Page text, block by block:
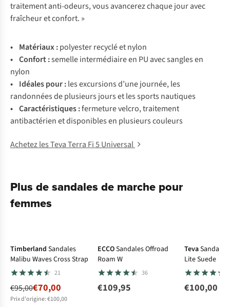
traitement anti-odeurs, vous avancerez chaque jour avec
fraîcheur et confort. »
• Matériaux :polyester recyclé et nylon
• Confort :semelle intermédiaire en PU avec sangles en
nylon
• Idéales pour :les excursions d’une journée, les
randonnées de plusieurs jours et les sports nautiques
• Caractéristiques :fermeture velcro, traitement
antibactérien et disponibles en plusieurs couleurs
Achetez les Teva Terra Fi 5 Universal
Plus de sandales de marche pour
femmes
Timberland Sandales
Malibu Waves Cross Strap
21
€95,00€70,00
Prix d'origine: €100,00
ECCOSandales Offroad
Roam W
36
€109,95
TevaSandales
Lite Suede
€100,00